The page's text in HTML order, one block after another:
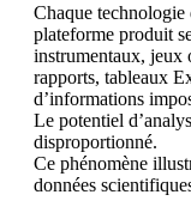
Chaque technologie
plateforme produit
instrumentaux, jeux
rapports, tableaux
d’informations
Le potentiel
disproportionné.
Ce phénomène
données